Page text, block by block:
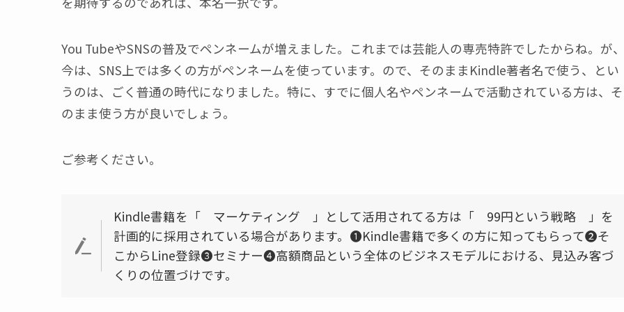
You TubeやSNSの普及でペンネームが増えました。これまでは芸能人の専売特許でしたからね。が
今は、SNS上では多くの方がペンネームを使っています。ので、そのままKindle著者名で使う、とい
うのは、ごく普通の時代になりました。特に、すでに個人名やペンネームで活動されている方は、そ
のまま使う方が良いでしょう。
ご参考ください。
Kindle書籍を「 マーケティング 」として活用されてる方は「 99円という戦略 」を
計画的に採用されている場合があります。❶Kindle書籍で多くの方に知ってもらって❷そ
こからLine登録❸セミナー❹高額商品という全体のビジネスモデルにおける、見込み客づ
くりの位置づけです。